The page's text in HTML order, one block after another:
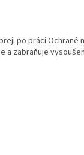
po práci
a zabraňuje